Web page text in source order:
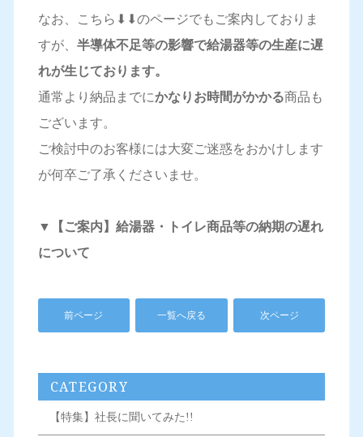
なお、こちら⬇⬇のページでもご案内しておりま
すが、 半導体不足等の影響で給湯器等の生産に遅
れが生じております。
通常より納品までにかなりお時間がかかる商品も
ございます。
ご検討中のお客様には大変ご迷惑をおかけします
が何卒ご了承くださいませ。
▼
【ご案内】給湯器・トイレ商品等の納期の遅れ
について
前ページ 一覧へ戻る 次ページ
CATEGORY
【特集】社長に聞いてみた!!